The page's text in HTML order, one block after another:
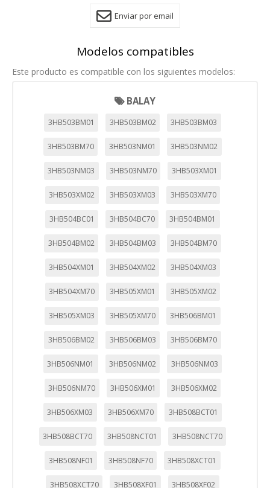
Enviar por email
Modelos compatibles
Este producto es compatible con los siguientes modelos:
BALAY
3HB503BM01 3HB503BM02 3HB503BM03
3HB503BM70 3HB503NM01 3HB503NM02
3HB503NM03 3HB503NM70 3HB503XM01
3HB503XM02 3HB503XM03 3HB503XM70
3HB504BC01 3HB504BC70 3HB504BM01
3HB504BM02 3HB504BM03 3HB504BM70
3HB504XM01 3HB504XM02 3HB504XM03
3HB504XM70 3HB505XM01 3HB505XM02
3HB505XM03 3HB505XM70 3HB506BM01
3HB506BM02 3HB506BM03 3HB506BM70
3HB506NM01 3HB506NM02 3HB506NM03
3HB506NM70 3HB506XM01 3HB506XM02
3HB506XM03 3HB506XM70 3HB508BCT01
3HB508BCT70 3HB508NCT01 3HB508NCT70
3HB508NF01 3HB508NF70 3HB508XCT01
3HB508XCT70 3HB508XF01 3HB508XF02